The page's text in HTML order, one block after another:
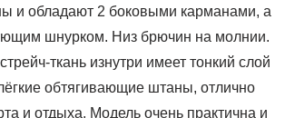
и обладают 2 боковыми карманами, а
шнурком. Низ брючин на молнии.
ткань изнутри имеет тонкий слой
обтягивающие штаны, отлично
и отдыха. Модель очень практична и